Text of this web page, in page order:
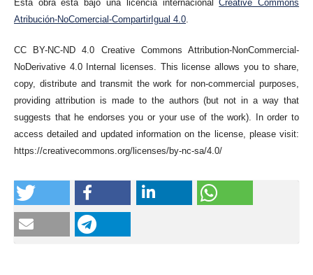
Esta obra está bajo una licencia internacionalCreative Commons
Atribución-NoComercial-CompartirIgual 4.0.
CC BY-NC-ND 4.0 Creative Commons Attribution-NonCommercial-
NoDerivative 4.0 Internal licenses. This license allows you to share,
copy, distribute and transmit the work for non-commercial purposes,
providing attribution is made to the authors (but not in a way that
suggests that he endorses you or your use of the work). In order to
access detailed and updated information on the license, please visit:
https://creativecommons.org/licenses/by-nc-sa/4.0/